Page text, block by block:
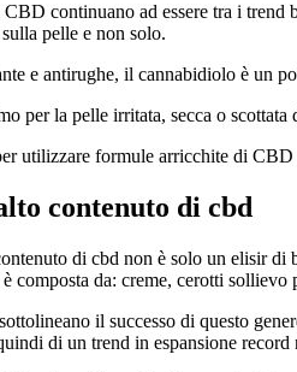
continuano ad essere tra i
pelle e non solo.
e antirughe, il cannabidiolo è un
per la pelle irritata, secca o
utilizzare formule arricchite di CBD
contenuto di cbd
di cbd non è solo un elisir di
è composta da: creme, cerotti
il successo di questo
di un trend in espansione